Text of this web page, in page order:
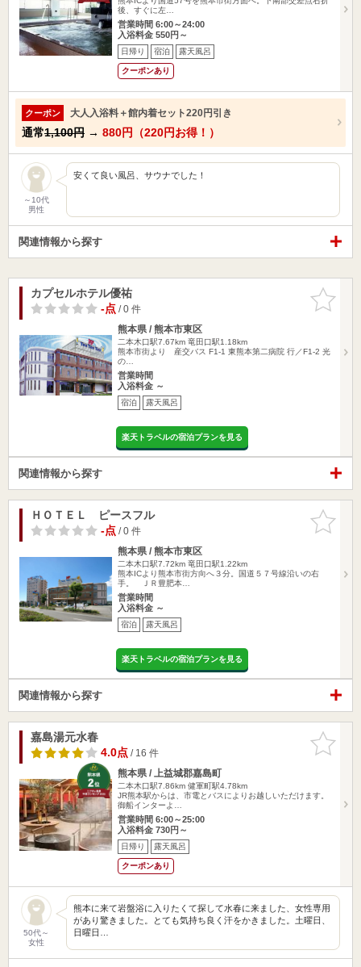
後、すぐに左…
営業時間 6:00～24:00
入浴料金 550円～
日帰り 宿泊 露天風呂
クーポンあり
クーポン 大人入浴料＋館内着セット220円引き
通常1,100円 → 880円（220円お得！）
～10代
男性
安くて良い風呂、サウナでした！
関連情報から探す
お気に入
りに追加
カプセルホテル優祐
-点/ 0 件
熊本県 / 熊本市東区
二本木口駅7.67km 竜田口駅1.18km
熊本市街より 産交バス F1-1 東熊本第二病院 行／F1-2 光
の…
営業時間
入浴料金 ～
宿泊 露天風呂
楽天トラベルの宿泊プランを見る
関連情報から探す
お気に入
りに追加
ＨＯＴＥＬ ピースフル
-点/ 0 件
熊本県 / 熊本市東区
二本木口駅7.72km 竜田口駅1.22km
熊本ICより熊本市街方向へ３分。国道５７号線沿いの右
手。 ＪＲ豊肥本…
営業時間
入浴料金 ～
宿泊 露天風呂
楽天トラベルの宿泊プランを見る
関連情報から探す
お気に入
りに追加
嘉島湯元水春
4.0点/ 16 件
熊本県 / 上益城郡嘉島町
二本木口駅7.86km 健軍町駅4.78km
JR熊本駅からは、市電とバスによりお越しいただけます。
御船インターよ…
営業時間 6:00～25:00
入浴料金 730円～
日帰り 露天風呂
クーポンあり
50代～
女性
熊本に来て岩盤浴に入りたくて探して水春に来ました、女性専用
があり驚きました。とても気持ち良く汗をかきました。土曜日、
日曜日…